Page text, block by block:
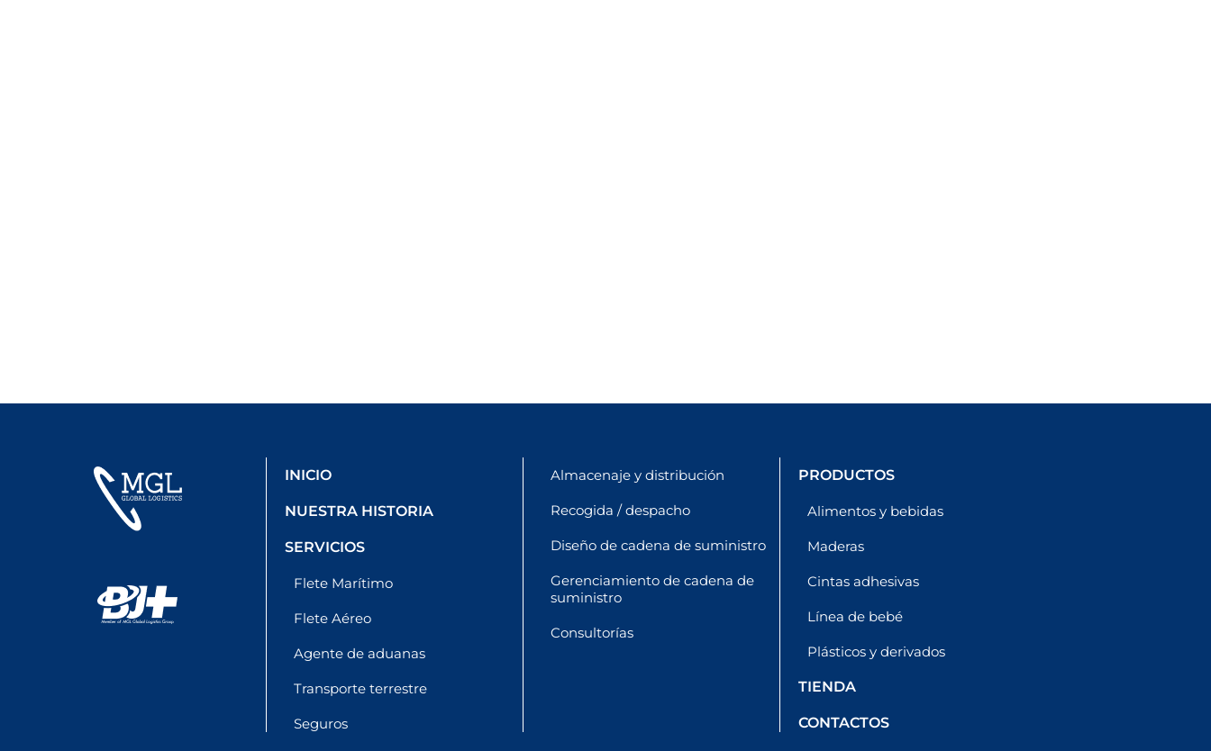
INICIO
NUESTRA HISTORIA
SERVICIOS
Flete Marítimo
Flete Aéreo
Agente de aduanas
Transporte terrestre
Seguros
Almacenaje y distribución
Recogida / despacho
Diseño de cadena de suministro
Gerenciamiento de cadena de
suministro
Consultorías
PRODUCTOS
Alimentos y bebidas
Maderas
Cintas adhesivas
Línea de bebé
Plásticos y derivados
TIENDA
CONTACTOS